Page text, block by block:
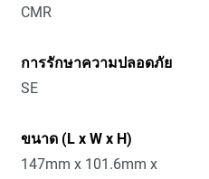
CMR
การรักษาความปลอดภัย
SE
ขนาด (L x W x H)
147mm x 101.6mm x